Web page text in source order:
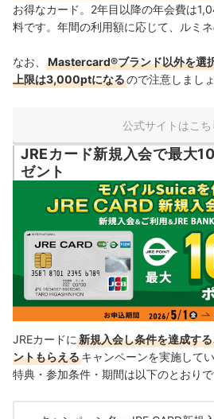
お得なカード。2年目以降の年会費は
料です。年間の利用額に応じて、ルミネ
なお、
Mastercard®ブランド以外を選
上限は3,000ptになるので注意しましょ
公式サイトはこち
JREカード新規入会で最大
ゼント
JREカードに 新規入会し条件を達成す
ントもらえるキャンペーンを実施して
特典・参加条件・期間は以下のとおりで